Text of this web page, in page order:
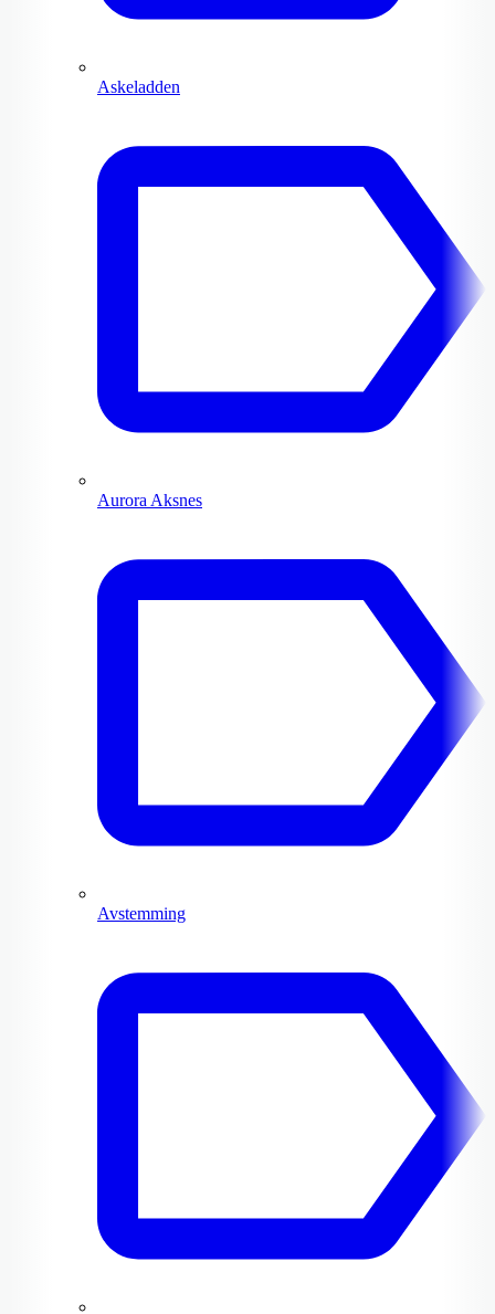
Askeladden
Aurora Aksnes
Avstemming